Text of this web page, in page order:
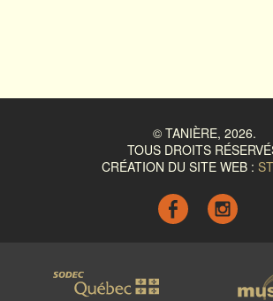
© TANIÈRE, 2026.
TOUS DROITS
CRÉATION DU SITE WEB :